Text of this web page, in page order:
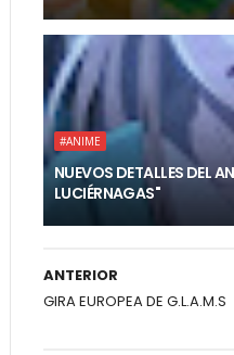
#ANIME
NUEVOS DETALLES DEL
LUCIÉRNAGAS"
ANTERIOR
GIRA EUROPEA DE G.L.A.M.S